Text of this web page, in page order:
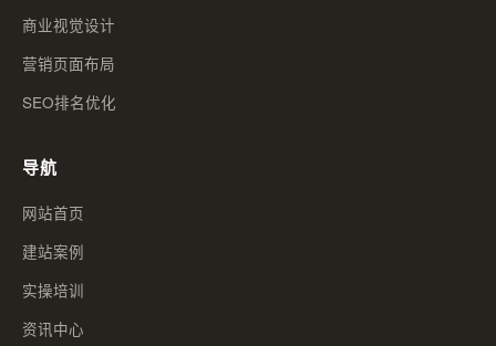
商业视觉设计
营销页面布局
SEO排名优化
导航
网站首页
建站案例
实操培训
资讯中心